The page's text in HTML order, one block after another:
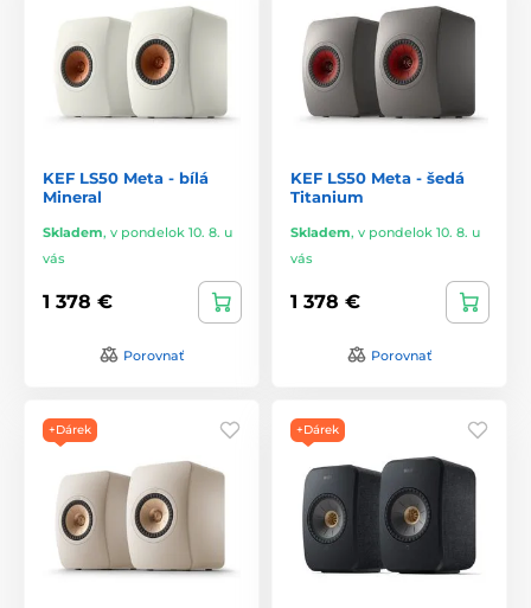
KEF LS50 Meta - bílá
Mineral
Skladem, v pondelok 10. 8. u
vás
1 378 €
Porovnať
KEF LS50 Meta - šedá
Titanium
Skladem, v pondelok 10. 8. u
vás
1 378 €
Porovnať
+Dárek +Dárek